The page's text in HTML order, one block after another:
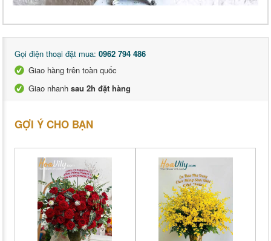
Gọi điện thoại đặt mua: 0962 794 486
Giao hàng trên toàn quốc
Giao nhanh sau 2h đặt hàng
GỢI Ý CHO BẠN